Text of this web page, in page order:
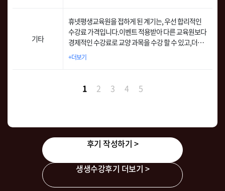
은행제로 휴넷평생교육원을 선택하게 되었습니다. 무
엇보다 휴넷이 제공하는 패키지 상품으로 고민 많이
안하고 바로 수월하게 선택하였네요.
기타
휴넷평생교육원을 접하게 된 계기는, 우선 합리적인
수강료 가격입니다.이벤트 적용받아 다른 교육원보다
경제적인 수강료로 교양 과목을 수강 할 수 있고,더불
어, 다른 학습자들의 긍정적인 후기를 접하게 되어 수
강 신청을 결심하였습니다.
+더보기
1 2 3 4 5
후기 작성하기 >
생생수강후기 더보기 >